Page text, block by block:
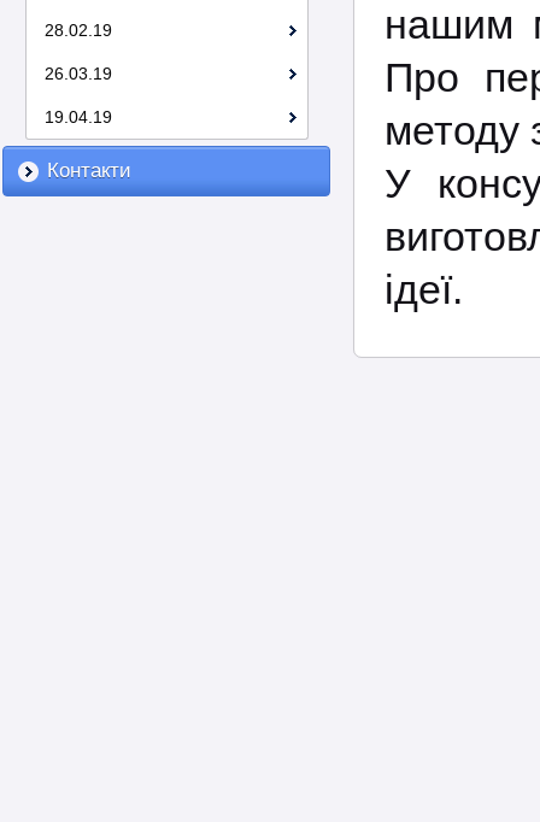
28.02.19
26.03.19
19.04.19
Контакти
нашим
Про
методу
У
ідеї.